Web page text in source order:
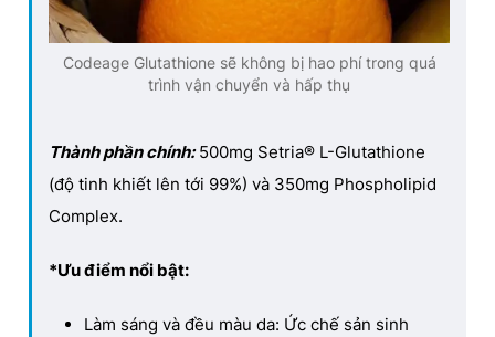
Codeage Glutathione sẽ không bị hao phí trong quá
trình vận chuyển và hấp thụ
Thành phần chính:500mg Setria® L-Glutathione
(độ tinh khiết lên tới 99%) và 350mg Phospholipid
Complex.
*Ưu điểm nổi bật:
Làm sáng và đều màu da: Ức chế sản sinh